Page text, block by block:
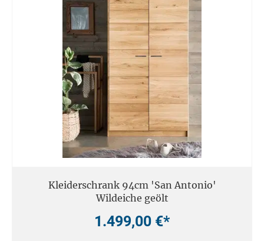
Kleiderschrank 94cm 'San Antonio'
Wildeiche geölt
1.499,00 €*